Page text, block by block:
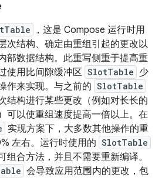
，这是 Compose 运行时用
次结构、确定由重组引起的更改以
部数据结构。此重写侧重于提高重
使用比间隙缓冲区 SlotTable 少
作来实现。与之前的 SlotTable
结构进行某些更改（例如对长长的
可以使重组速度提高一倍以上。在
实现方案下，大多数其他操作的重
左右。运行时使用的 SlotTable
组合方法，并且不需要重新编译。
会导致应用范围内的更改，包